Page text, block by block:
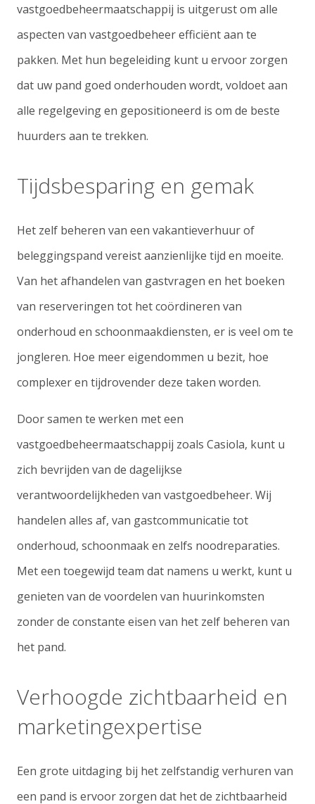
vastgoedbeheermaatschappij is uitgerust om alle
aspecten van vastgoedbeheer efficiënt aan te
pakken. Met hun begeleiding kunt u ervoor zorgen
dat uw pand goed onderhouden wordt, voldoet aan
alle regelgeving en gepositioneerd is om de beste
huurders aan te trekken.
Tijdsbesparing en gemak
Het zelf beheren van een vakantieverhuur of
beleggingspand vereist aanzienlijke tijd en moeite.
Van het afhandelen van gastvragen en het boeken
van reserveringen tot het coördineren van
onderhoud en schoonmaakdiensten, er is veel om te
jongleren. Hoe meer eigendommen u bezit, hoe
complexer en tijdrovender deze taken worden.
Door samen te werken met een
vastgoedbeheermaatschappij zoals Casiola, kunt u
zich bevrijden van de dagelijkse
verantwoordelijkheden van vastgoedbeheer. Wij
handelen alles af, van gastcommunicatie tot
onderhoud, schoonmaak en zelfs noodreparaties.
Met een toegewijd team dat namens u werkt, kunt u
genieten van de voordelen van huurinkomsten
zonder de constante eisen van het zelf beheren van
het pand.
Verhoogde zichtbaarheid en
marketingexpertise
Een grote uitdaging bij het zelfstandig verhuren van
een pand is ervoor zorgen dat het de zichtbaarheid